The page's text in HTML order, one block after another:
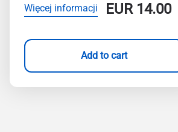
Więcej informacji EUR14.00
Add to cart